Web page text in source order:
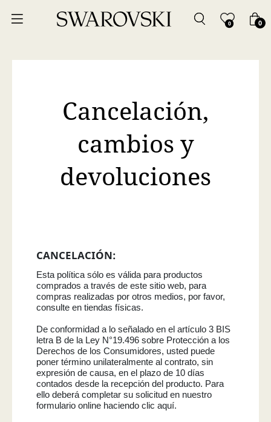
0 0
Cancelación,
cambios y
devoluciones
CANCELACIÓN:
Esta política sólo es válida para productos
comprados a través de este sitio web, para
compras realizadas por otros medios, por favor,
consulte en tiendas físicas.
De conformidad a lo señalado en el artículo 3 BIS
letra B de la Ley N°19.496 sobre Protección a los
Derechos de los Consumidores, usted puede
poner término unilateralmente al contrato, sin
expresión de causa, en el plazo de 10 días
contados desde la recepción del producto. Para
ello deberá completar su solicitud en nuestro
formulario online haciendo clic aquí.